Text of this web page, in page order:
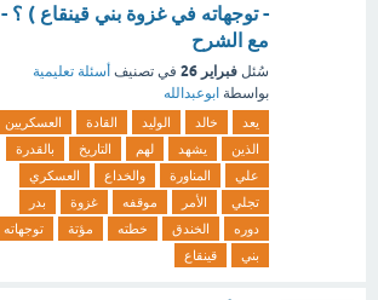
- توجهاته في غزوة بني قينقاع ) ؟ -
مع الشرح
سُئل فبراير 26 في تصنيف أسئلة تعليمية
بواسطة ابوعبدالله
يعد خالد الوليد القادة
العسكريين
الذين
يشهد لهم التاريخ
بالقدرة
علي
المناورة والخداع
العسكري
تجلي
الأمر موقفه غزوة
بدر
دوره
الخندق خطته مؤتة
توجهاته
بني
قينقاع